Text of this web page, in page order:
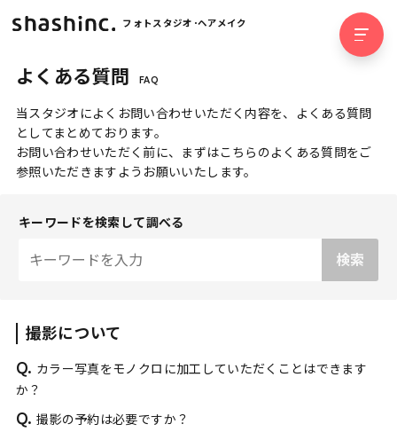
フォトスタジオ･ヘアメイク
よくある質問 FAQ
当スタジオによくお問い合わせいただく内容を、よくある質問
としてまとめております。
お問い合わせいただく前に、まずはこちらのよくある質問をご
参照いただきますようお願いいたします。
キーワードを検索して調べる
撮影について
Q. カラー写真をモノクロに加工していただくことはできます
か？
Q. 撮影の予約は必要ですか？